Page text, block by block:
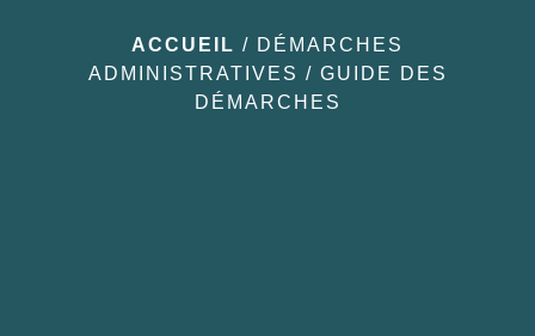
ACCUEIL / DÉMARCHES
ADMINISTRATIVES / GUIDE DES
DÉMARCHES